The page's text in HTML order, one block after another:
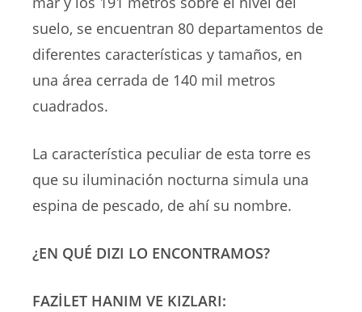
suelo, se encuentran 80 departamentos de
diferentes características y tamaños, en
una área cerrada de 140 mil metros
cuadrados.
La característica peculiar de esta torre es
que su iluminación nocturna simula una
espina de pescado, de ahí su nombre.
¿EN QUÉ DIZI LO ENCONTRAMOS?
FAZİLET HANIM VE KIZLARI: